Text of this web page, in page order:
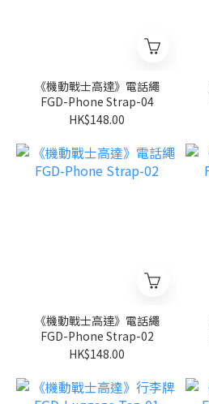
《機動戰士高達》電話繩
FGD-Phone Strap-04
HK$148.00
《機動戰士高達》電話繩
FGD-Phone Strap-02
HK$148.00